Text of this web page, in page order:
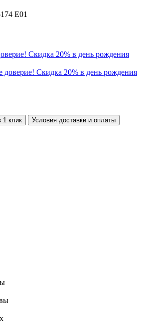
E01
Скидка 20% в день рождения
1 клик Условия доставки и оплаты